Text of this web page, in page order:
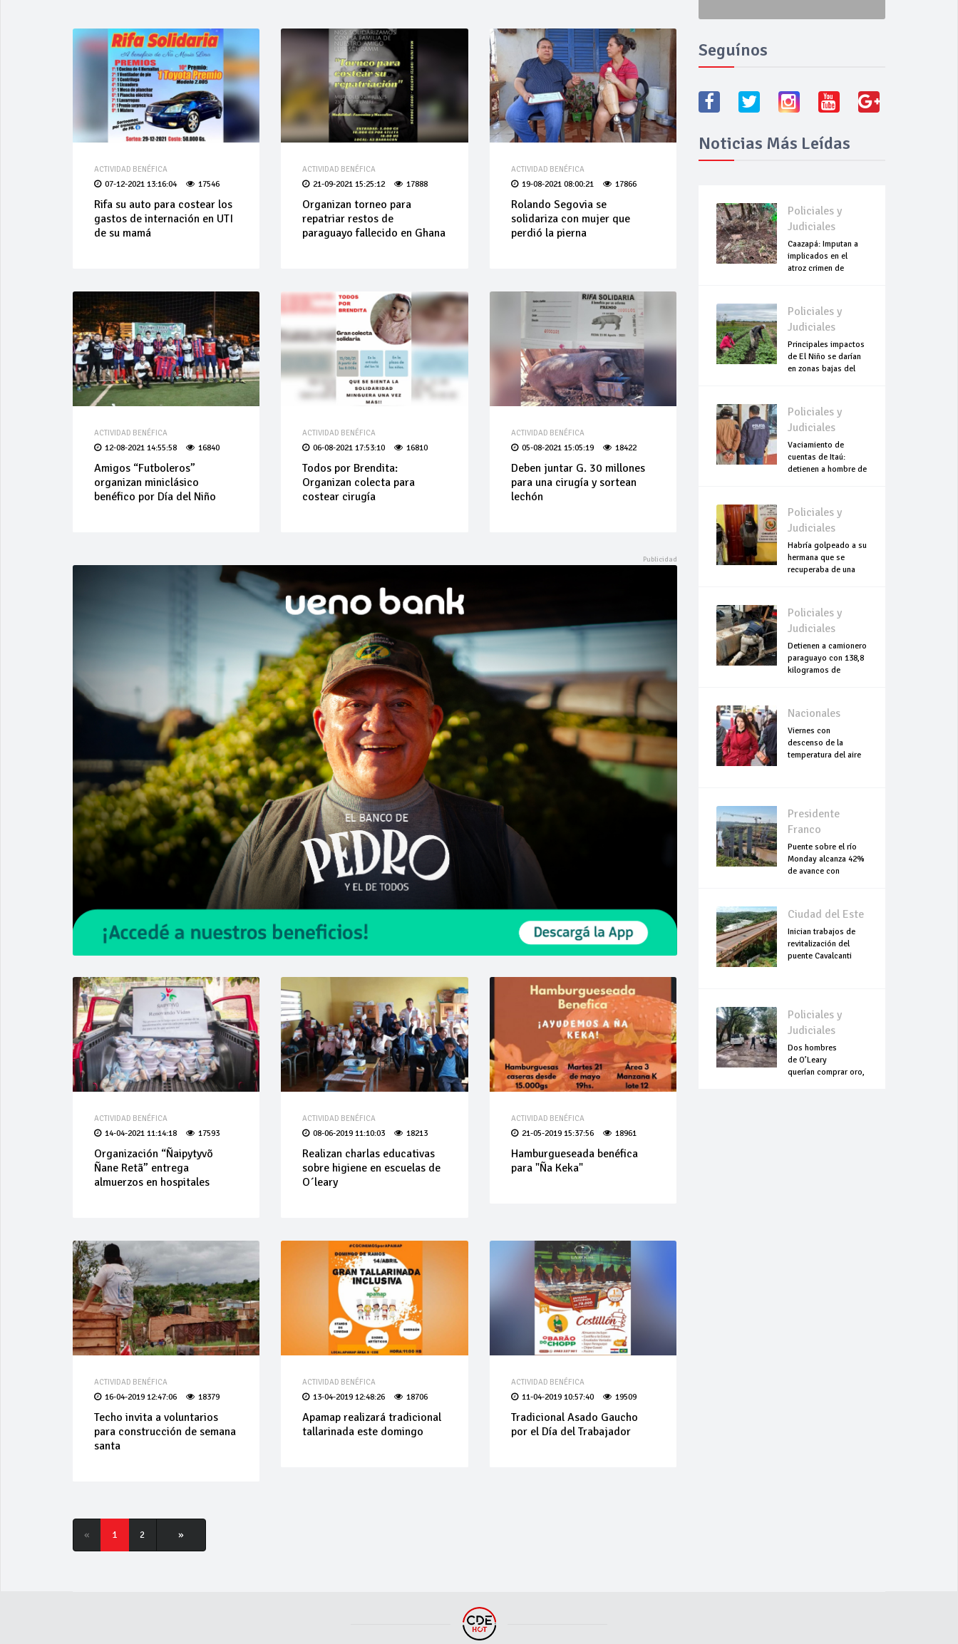
ACTIVIDAD BENÉFICA
07-12-2021 13:16:04 17546
Rifa su auto para costear los
gastos de internación en UTI
de su mamá
ACTIVIDAD BENÉFICA
21-09-2021 15:25:12 17888
Organizan torneo para
repatriar restos de
paraguayo fallecido en Ghana
ACTIVIDAD BENÉFICA
19-08-2021 08:00:21 17866
Rolando Segovia se
solidariza con mujer que
perdió la pierna
ACTIVIDAD BENÉFICA
12-08-2021 14:55:58 16840
Amigos “Futboleros”
organizan miniclásico
benéfico por Día del Niño
ACTIVIDAD BENÉFICA
06-08-2021 17:53:10 16810
Todos por Brendita:
Organizan colecta para
costear cirugía
ACTIVIDAD BENÉFICA
05-08-2021 15:05:19 18422
Deben juntar G. 30 millones
para una cirugía y sortean
lechón
ACTIVIDAD BENÉFICA
14-04-2021 11:14:18 17593
Organización “Ñaipytyvõ
Ñane Retã” entrega
almuerzos en hospitales
ACTIVIDAD BENÉFICA
08-06-2019 11:10:03 18213
Realizan charlas educativas
sobre higiene en escuelas de
O´leary
ACTIVIDAD BENÉFICA
21-05-2019 15:37:56 18961
Hamburgueseada benéfica
para "Ña Keka"
ACTIVIDAD BENÉFICA
16-04-2019 12:47:06 18379
Techo invita a voluntarios
para construcción de semana
santa
ACTIVIDAD BENÉFICA
13-04-2019 12:48:26 18706
Apamap realizará tradicional
tallarinada este domingo
ACTIVIDAD BENÉFICA
11-04-2019 10:57:40 19509
Tradicional Asado Gaucho
por el Día del Trabajador
« 1 2 »
Seguínos
Noticias Más Leídas
Policiales y
Judiciales
Caazapá: Imputan a
implicados en el
atroz crimen de
Policiales y
Judiciales
Principales impactos
de El Niño se darían
en zonas bajas del
Policiales y
Judiciales
Vaciamiento de
cuentas de Itaú:
detienen a hombre de
Policiales y
Judiciales
Habría golpeado a su
hermana que se
recuperaba de una
Policiales y
Judiciales
Detienen a camionero
paraguayo con 138,8
kilogramos de
Nacionales
Viernes con
descenso de la
temperatura del aire
Presidente
Franco
Puente sobre el río
Monday alcanza 42%
de avance con
Ciudad del Este
Inician trabajos de
revitalización del
puente Cavalcanti
Policiales y
Judiciales
Dos hombres
de O’Leary
querían comprar oro,